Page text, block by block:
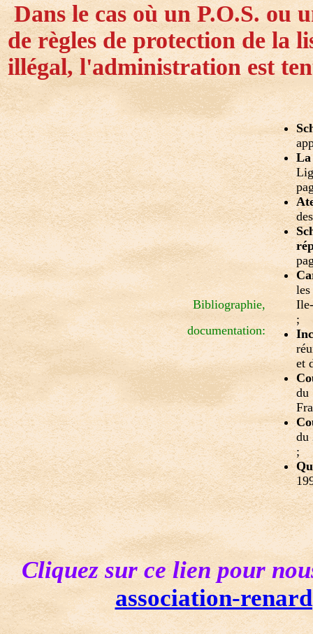
Dans le cas où un P.O.S. ou
de règles de protection de la
illégal, l'administration est
Bibliographie,
documentation:
La
;
et
du
du
;
Cliquez sur ce lien pour
association-